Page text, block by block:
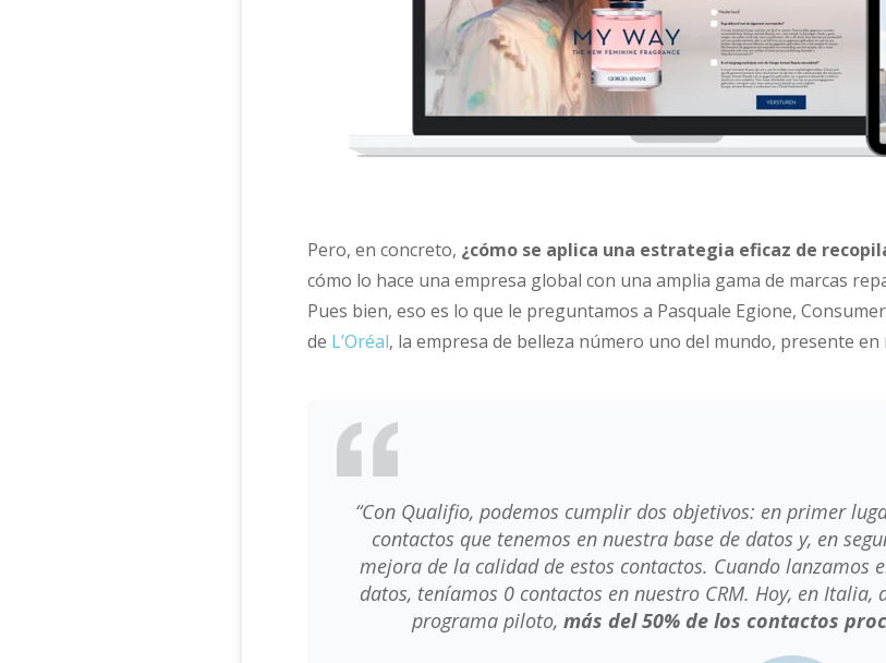
Pero, en concreto, ¿cómo se aplica una estrategia eficaz de
cómo lo hace una empresa global con una amplia gama de marcas
Pues bien, eso es lo que le preguntamos a Pasquale Egione,
de L’Oréal, la empresa de belleza número uno del mundo, presente en
“Con Qualifio, podemos cumplir dos objetivos: en primer
contactos que tenemos en nuestra base de datos y, en
mejora de la calidad de estos contactos. Cuando lanzamos
datos, teníamos 0 contactos en nuestro CRM. Hoy, en
programa piloto, más del 50% de los contactos